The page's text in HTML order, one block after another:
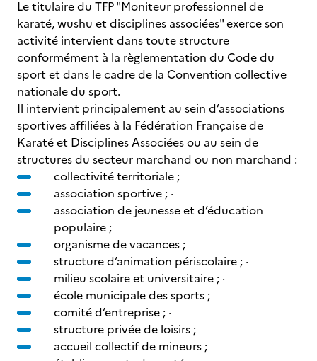
Le titulaire du TFP "Moniteur professionnel de
karaté, wushu et disciplines associées" exerce son
activité intervient dans toute structure
conformément à la règlementation du Code du
sport et dans le cadre de la Convention collective
nationale du sport.
Il intervient principalement au sein d’associations
sportives affiliées à la Fédération Française de
Karaté et Disciplines Associées ou au sein de
structures du secteur marchand ou non marchand :
collectivité territoriale ;
association sportive ; ·
association de jeunesse et d’éducation
populaire ;
organisme de vacances ;
structure d’animation périscolaire ; ·
milieu scolaire et universitaire ; ·
école municipale des sports ;
comité d’entreprise ; ·
structure privée de loisirs ;
accueil collectif de mineurs ;